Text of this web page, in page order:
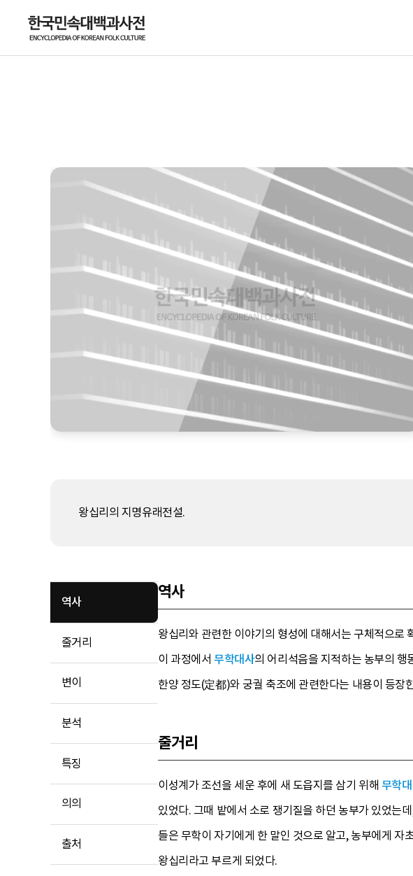
왕십리의 지명유래전설.
역사
줄거리
변이
분석
특징
의의
출처
역사
왕십리와 관련한 이야기의 형성에 대해서는 구체적으로
이 과정에서 무학대사의 어리석음을 지적하는 농부의 행
한양 정도(定都)와 궁궐 축조에 관련한다는 내용이 등장
줄거리
이성계가 조선을 세운 후에 새 도읍지를 삼기 위해 무학
있었다. 그때 밭에서 소로 쟁기질을 하던 농부가 있었는
들은 무학이 자기에게 한 말인 것으로 알고, 농부에게 자
왕십리라고 부르게 되었다.